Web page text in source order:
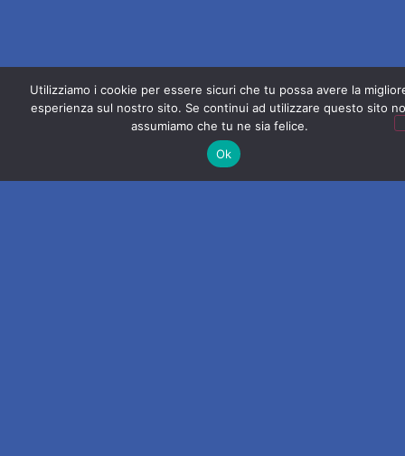
Utilizziamo i cookie per essere sicuri che tu possa avere la
esperienza sul nostro sito. Se continui ad utilizzare questo sito
assumiamo che tu ne sia felice.
Ok